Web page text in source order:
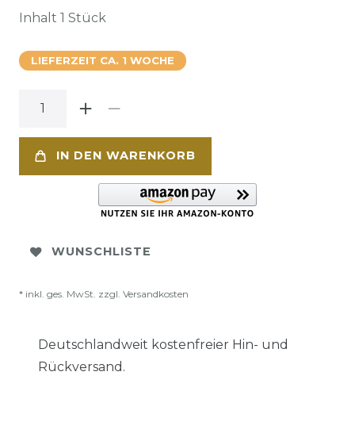
Inhalt 1 Stück
LIEFERZEIT CA. 1 WOCHE
IN DEN WARENKORB
WUNSCHLISTE
* inkl. ges. MwSt. zzgl. Versandkosten
Deutschlandweit kostenfreier Hin- und
Rückversand.